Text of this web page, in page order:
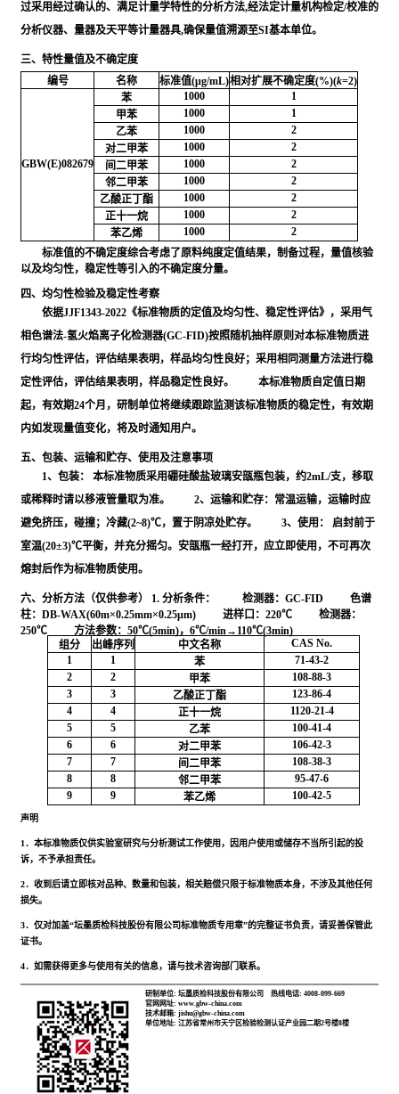
过采用经过确认的、满足计量学特性的分析方法,经法定计量机构检定/校准的
分析仪器、量器及天平等计量器具,确保量值溯源至SI基本单位。
三、特性量值及不确定度
编号
名称 标准值(μg/mL)相对扩展不确定度(%)(k=2)
GBW(E)082679
苯 1000
1
甲苯
1000
1
乙苯
1000
2
对二甲苯
1000
2
间二甲苯
1000
2
邻二甲苯
1000
2
乙酸正丁酯
1000
2
正十一烷
1000
2
苯乙烯
1000
2
标准值的不确定度综合考虑了原料纯度定值结果，制备过程，量值核验
以及均匀性，稳定性等引入的不确定度分量。
四、均匀性检验及稳定性考察
依据JJF1343-2022《标准物质的定值及均匀性、稳定性评估》，采用气
相色谱法-氢火焰离子化检测器(GC-FID)按照随机抽样原则对本标准物质进
行均匀性评估，评估结果表明，样品均匀性良好；采用相同测量方法进行稳
定性评估，评估结果表明，样品稳定性良好。 本标准物质自定值日期
起，有效期24个月，研制单位将继续跟踪监测该标准物质的稳定性，有效期
内如发现量值变化，将及时通知用户。
五、包装、运输和贮存、使用及注意事项
1、包装： 本标准物质采用硼硅酸盐玻璃安瓿瓶包装，约2mL/支，移取
或稀释时请以移液管量取为准。 2、运输和贮存：常温运输，运输时应
避免挤压，碰撞；冷藏(2~8)℃，置于阴凉处贮存。 3、使用： 启封前于
室温(20±3)℃平衡，并充分摇匀。安瓿瓶一经打开，应立即使用，不可再次
熔封后作为标准物质使用。
六、分析方法（仅供参考） 1. 分析条件：
检测器：GC-FID 色谱
柱：DB-WAX(60m×0.25mm×0.25μm) 进样口：220℃ 检测器：
250℃ 方法参数：50℃(5min)，6℃/min→110℃(3min)
组分
出峰序列 中文名称
CAS No.
1
1 苯
71-43-2
2
2 甲苯
108-88-3
3
3 乙酸正丁酯
123-86-4
4
4 正十一烷
1120-21-4
5
5 乙苯
100-41-4
6
6 对二甲苯
106-42-3
7
7 间二甲苯
108-38-3
8
8 邻二甲苯
95-47-6
9
9 苯乙烯 100-42-5
声明
1．本标准物质仅供实验室研究与分析测试工作使用，因用户使用或储存不当所引起的投
诉，不予承担责任。
2．收到后请立即核对品种、数量和包装，相关赔偿只限于标准物质本身，不涉及其他任何
损失。
3．仅对加盖“坛墨质检科技股份有限公司标准物质专用章”的完整证书负责，请妥善保管此
证书。
4．如需获得更多与使用有关的信息，请与技术咨询部门联系。
研制单位: 坛墨质检科技股份有限公司
热线电话: 4008-099-669
官网网址: www.gbw-china.com
技术邮箱: jishu@gbw-china.com
单位地址: 江苏省常州市天宁区检验检测认证产业园二期2号楼8楼